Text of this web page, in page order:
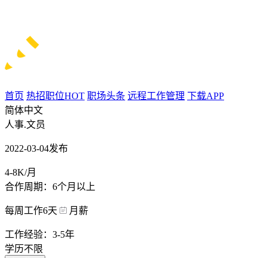
首页 热招职位HOT 职场头条 远程工作管理 下载APP
简体中文
人事.文员
2022-03-04发布
4-8K/月
合作周期：6个月以上
每周工作6天 月薪
工作经验：3-5年
学历不限